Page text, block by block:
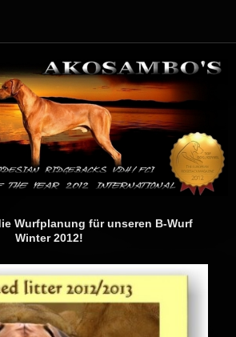
Wurfplanung für unseren B-Wurf
Winter 2012!